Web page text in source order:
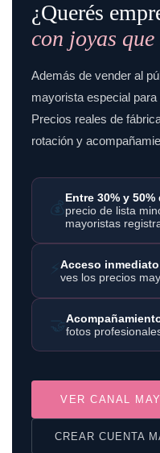
¿Querés
con joyas que
Además de vender al
mayorista especial
Precios reales de
rotación y
💰Entre 30% y
precio de lista
mayoristas
⚡Acceso inmediato
ves los precios
🤝fotos
VER CANAL
CREAR CUENTA